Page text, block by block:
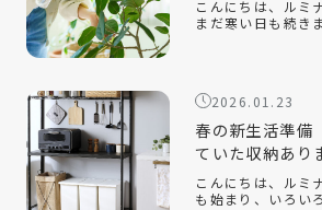
こんにちは、ルミ
まだ寒い日も続き
の家 […]
2026.01.23
春の新生活準
ていた収納あり
ン収納編
こんにちは、ルミ
も始まり、いろい